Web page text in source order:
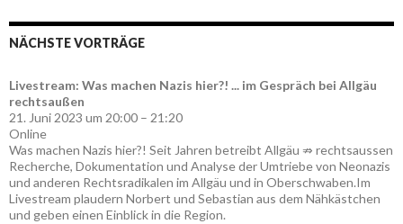
NÄCHSTE VORTRÄGE
Livestream: Was machen Nazis hier?! ... im Gespräch bei Allgäu
rechtsaußen
21. Juni 2023 um 20:00 – 21:20
Online
Was machen Nazis hier?! Seit Jahren betreibt Allgäu ⇏ rechtsaussen
Recherche, Dokumentation und Analyse der Umtriebe von Neonazis
und anderen Rechtsradikalen im Allgäu und in Oberschwaben.Im
Livestream plaudern Norbert und Sebastian aus dem Nähkästchen
und geben einen Einblick in die Region.